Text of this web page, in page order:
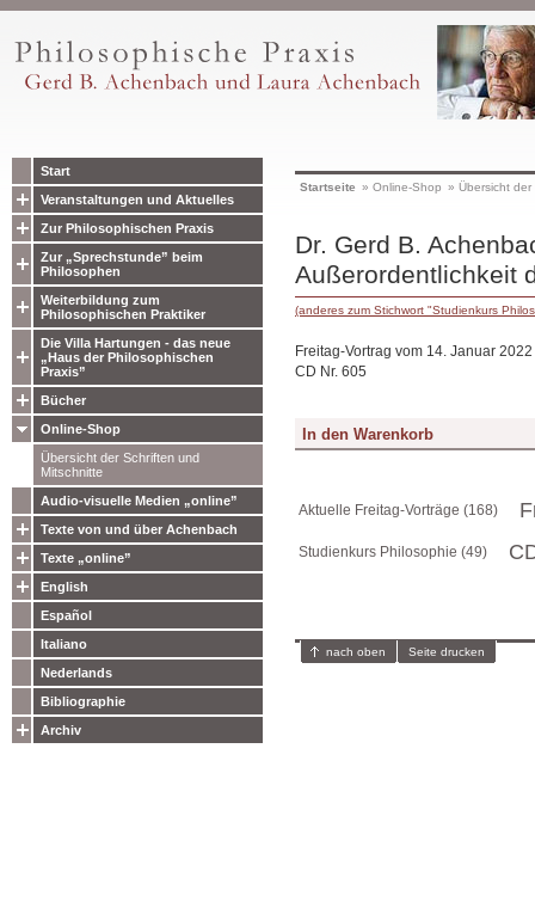
Start
Veranstaltungen und Aktuelles
Zur Philosophischen Praxis
Zur „Sprechstunde” beim
Philosophen
Weiterbildung zum
Philosophischen Praktiker
Die Villa Hartungen - das neue
„Haus der Philosophischen
Praxis”
Bücher
Online-Shop
Übersicht der Schriften und
Mitschnitte
Audio-visuelle Medien „online”
Texte von und über Achenbach
Texte „online”
English
Español
Italiano
Nederlands
Bibliographie
Archiv
Startseite » Online-Shop » Übersicht
Dr. Gerd B.
Außerordentlichkeit
(anderes zum Stichwort "Studienkurs
Freitag-Vortrag vom 14. Januar 2022
CD Nr. 605
Aktuelle Freitag-Vorträge (168)
Studienkurs Philosophie (49)
nach oben Seite drucken